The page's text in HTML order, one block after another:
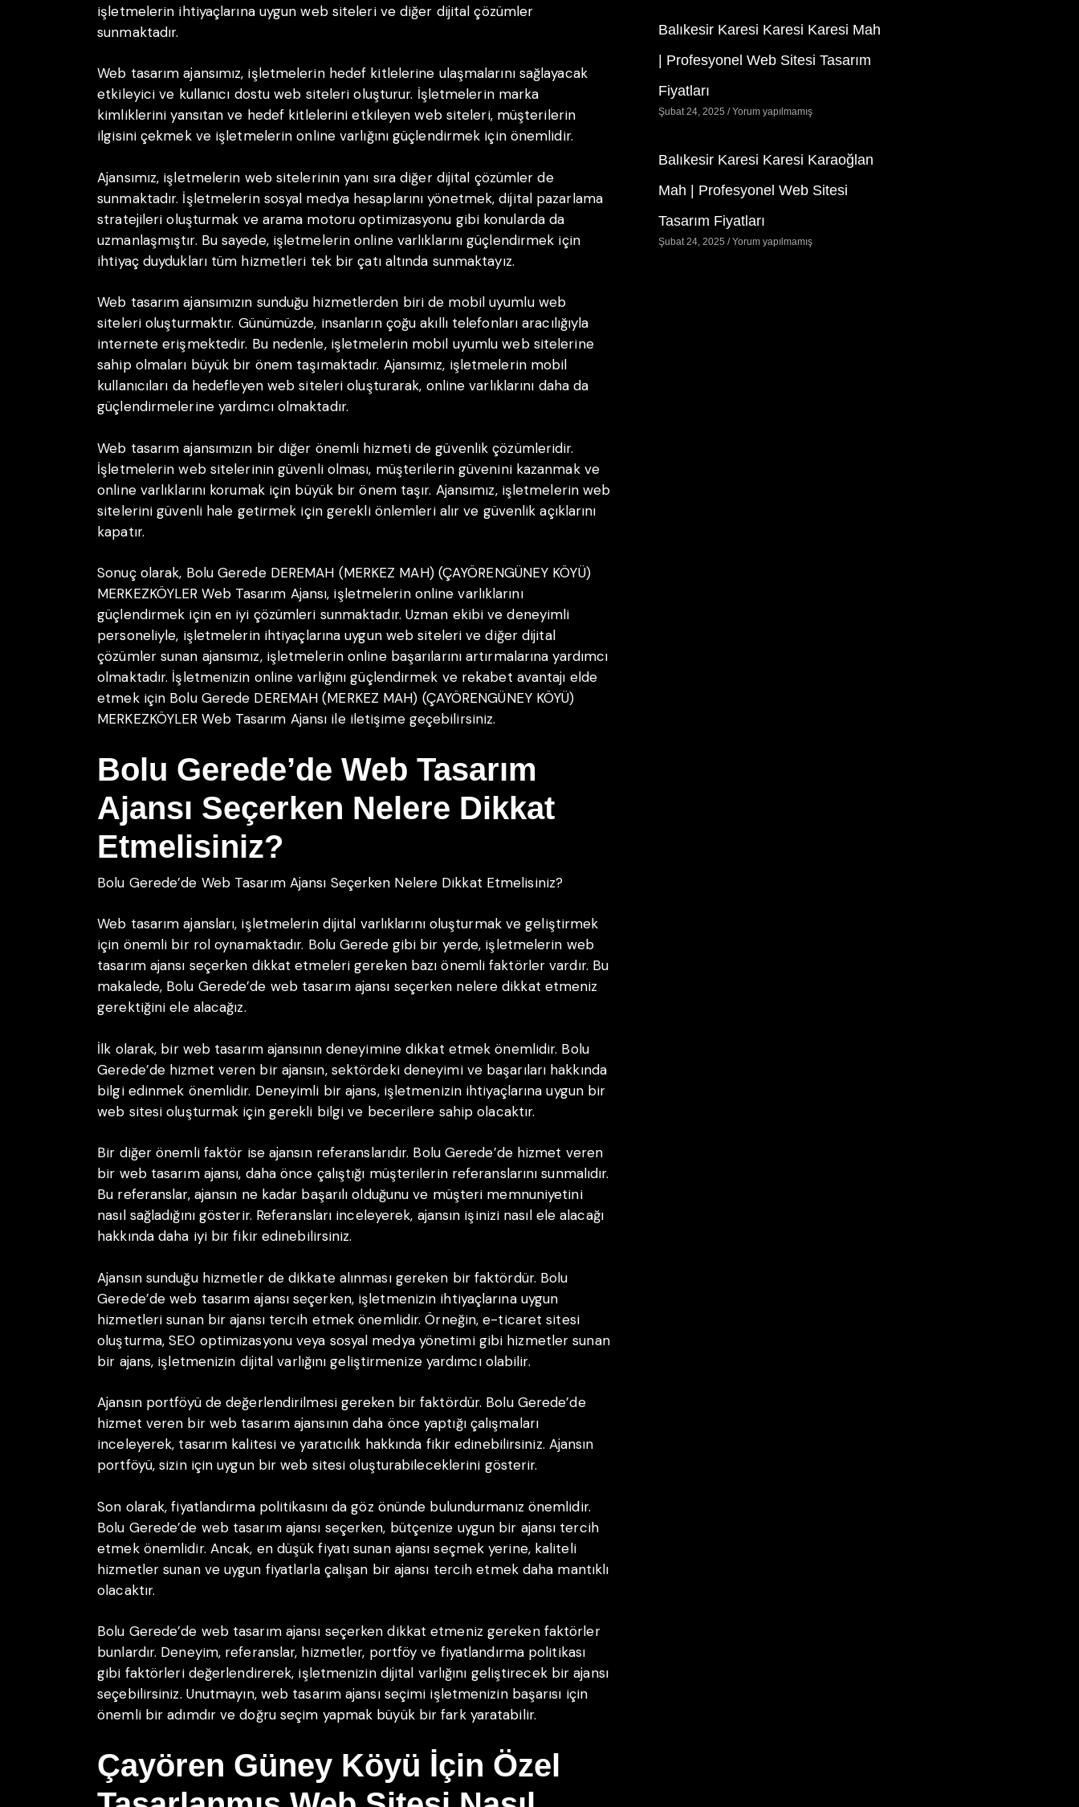
işletmelerin ihtiyaçlarına uygun web siteleri ve diğer dijital çözümler
sunmaktadır.
Web tasarım ajansımız, işletmelerin hedef kitlelerine ulaşmalarını sağlayacak
etkileyici ve kullanıcı dostu web siteleri oluşturur. İşletmelerin marka
kimliklerini yansıtan ve hedef kitlelerini etkileyen web siteleri, müşterilerin
ilgisini çekmek ve işletmelerin online varlığını güçlendirmek için önemlidir.
Ajansımız, işletmelerin web sitelerinin yanı sıra diğer dijital çözümler de
sunmaktadır. İşletmelerin sosyal medya hesaplarını yönetmek, dijital pazarlama
stratejileri oluşturmak ve arama motoru optimizasyonu gibi konularda da
uzmanlaşmıştır. Bu sayede, işletmelerin online varlıklarını güçlendirmek için
ihtiyaç duydukları tüm hizmetleri tek bir çatı altında sunmaktayız.
Web tasarım ajansımızın sunduğu hizmetlerden biri de mobil uyumlu web
siteleri oluşturmaktır. Günümüzde, insanların çoğu akıllı telefonları aracılığıyla
internete erişmektedir. Bu nedenle, işletmelerin mobil uyumlu web sitelerine
sahip olmaları büyük bir önem taşımaktadır. Ajansımız, işletmelerin mobil
kullanıcıları da hedefleyen web siteleri oluşturarak, online varlıklarını daha da
güçlendirmelerine yardımcı olmaktadır.
Web tasarım ajansımızın bir diğer önemli hizmeti de güvenlik çözümleridir.
İşletmelerin web sitelerinin güvenli olması, müşterilerin güvenini kazanmak ve
online varlıklarını korumak için büyük bir önem taşır. Ajansımız, işletmelerin web
sitelerini güvenli hale getirmek için gerekli önlemleri alır ve güvenlik açıklarını
kapatır.
Sonuç olarak, Bolu Gerede DEREMAH (MERKEZ MAH) (ÇAYÖRENGÜNEY KÖYÜ)
MERKEZKÖYLER Web Tasarım Ajansı, işletmelerin online varlıklarını
güçlendirmek için en iyi çözümleri sunmaktadır. Uzman ekibi ve deneyimli
personeliyle, işletmelerin ihtiyaçlarına uygun web siteleri ve diğer dijital
çözümler sunan ajansımız, işletmelerin online başarılarını artırmalarına yardımcı
olmaktadır. İşletmenizin online varlığını güçlendirmek ve rekabet avantajı elde
etmek için Bolu Gerede DEREMAH (MERKEZ MAH) (ÇAYÖRENGÜNEY KÖYÜ)
MERKEZKÖYLER Web Tasarım Ajansı ile iletişime geçebilirsiniz.
Bolu Gerede’de Web Tasarım
Ajansı Seçerken Nelere Dikkat
Etmelisiniz?
Bolu Gerede’de Web Tasarım Ajansı Seçerken Nelere Dikkat Etmelisiniz?
Web tasarım ajansları, işletmelerin dijital varlıklarını oluşturmak ve geliştirmek
için önemli bir rol oynamaktadır. Bolu Gerede gibi bir yerde, işletmelerin web
tasarım ajansı seçerken dikkat etmeleri gereken bazı önemli faktörler vardır. Bu
makalede, Bolu Gerede’de web tasarım ajansı seçerken nelere dikkat etmeniz
gerektiğini ele alacağız.
İlk olarak, bir web tasarım ajansının deneyimine dikkat etmek önemlidir. Bolu
Gerede’de hizmet veren bir ajansın, sektördeki deneyimi ve başarıları hakkında
bilgi edinmek önemlidir. Deneyimli bir ajans, işletmenizin ihtiyaçlarına uygun bir
web sitesi oluşturmak için gerekli bilgi ve becerilere sahip olacaktır.
Bir diğer önemli faktör ise ajansın referanslarıdır. Bolu Gerede’de hizmet veren
bir web tasarım ajansı, daha önce çalıştığı müşterilerin referanslarını sunmalıdır.
Bu referanslar, ajansın ne kadar başarılı olduğunu ve müşteri memnuniyetini
nasıl sağladığını gösterir. Referansları inceleyerek, ajansın işinizi nasıl ele alacağı
hakkında daha iyi bir fikir edinebilirsiniz.
Ajansın sunduğu hizmetler de dikkate alınması gereken bir faktördür. Bolu
Gerede’de web tasarım ajansı seçerken, işletmenizin ihtiyaçlarına uygun
hizmetleri sunan bir ajansı tercih etmek önemlidir. Örneğin, e-ticaret sitesi
oluşturma, SEO optimizasyonu veya sosyal medya yönetimi gibi hizmetler sunan
bir ajans, işletmenizin dijital varlığını geliştirmenize yardımcı olabilir.
Ajansın portföyü de değerlendirilmesi gereken bir faktördür. Bolu Gerede’de
hizmet veren bir web tasarım ajansının daha önce yaptığı çalışmaları
inceleyerek, tasarım kalitesi ve yaratıcılık hakkında fikir edinebilirsiniz. Ajansın
portföyü, sizin için uygun bir web sitesi oluşturabileceklerini gösterir.
Son olarak, fiyatlandırma politikasını da göz önünde bulundurmanız önemlidir.
Bolu Gerede’de web tasarım ajansı seçerken, bütçenize uygun bir ajansı tercih
etmek önemlidir. Ancak, en düşük fiyatı sunan ajansı seçmek yerine, kaliteli
hizmetler sunan ve uygun fiyatlarla çalışan bir ajansı tercih etmek daha mantıklı
olacaktır.
Bolu Gerede’de web tasarım ajansı seçerken dikkat etmeniz gereken faktörler
bunlardır. Deneyim, referanslar, hizmetler, portföy ve fiyatlandırma politikası
gibi faktörleri değerlendirerek, işletmenizin dijital varlığını geliştirecek bir ajansı
seçebilirsiniz. Unutmayın, web tasarım ajansı seçimi işletmenizin başarısı için
önemli bir adımdır ve doğru seçim yapmak büyük bir fark yaratabilir.
Çayören Güney Köyü İçin Özel
Balıkesir Karesi Karesi Karesi Mah
| Profesyonel Web Sitesi Tasarım
Fiyatları
Şubat 24, 2025 Yorum yapılmamış
Balıkesir Karesi Karesi Karaoğlan
Mah | Profesyonel Web Sitesi
Tasarım Fiyatları
Şubat 24, 2025 Yorum yapılmamış